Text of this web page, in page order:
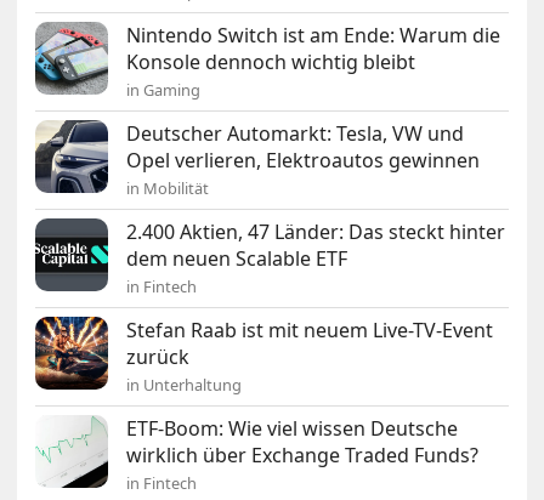
Nintendo Switch ist am Ende: Warum die
Konsole dennoch wichtig bleibt
in Gaming
Deutscher Automarkt: Tesla, VW und
Opel verlieren, Elektroautos gewinnen
in Mobilität
2.400 Aktien, 47 Länder: Das steckt hinter
dem neuen Scalable ETF
in Fintech
Stefan Raab ist mit neuem Live-TV-Event
zurück
in Unterhaltung
ETF-Boom: Wie viel wissen Deutsche
wirklich über Exchange Traded Funds?
in Fintech